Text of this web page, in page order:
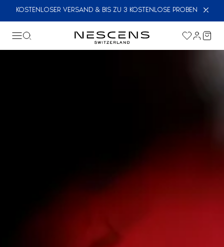
KOSTENLOSER VERSAND & BIS ZU 3 KOSTENLOSE PROBEN